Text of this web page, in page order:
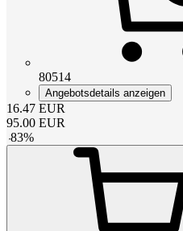
80514
Angebotsdetails anzeigen
16.47 EUR
95.00 EUR
-83%